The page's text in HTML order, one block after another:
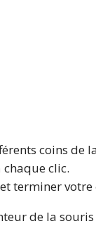
coins de
clic.
terminer votre
de la